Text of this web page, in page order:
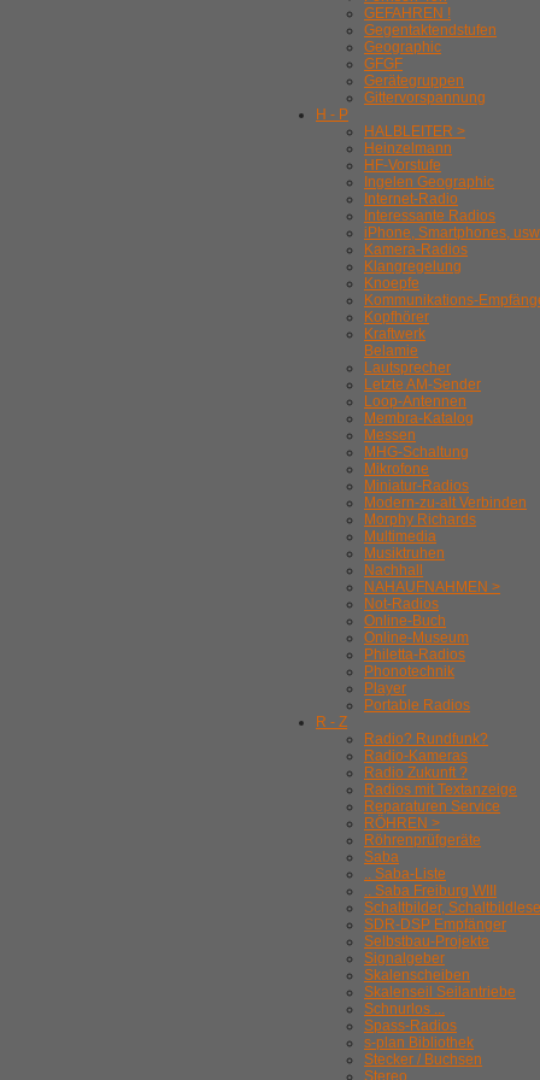
GEFAHREN !
Gegentaktendstufen
Geographic
GFGF
Gerätegruppen
Gittervorspannung
H - P
HALBLEITER >
Heinzelmann
HF-Vorstufe
Ingelen Geographic
Internet-Radio
Interessante Radios
iPhone, Smartphones,
Kamera-Radios
Klangregelung
Knoepfe
Kommunikations-
Kopfhörer
Kraftwerk
Belamie
Lautsprecher
Letzte AM-Sender
Loop-Antennen
Membra-Katalog
Messen
MHG-Schaltung
Mikrofone
Miniatur-Radios
Modern-zu-alt Verbinden
Morphy Richards
Multimedia
Musiktruhen
Nachhall
NAHAUFNAHMEN >
Not-Radios
Online-Buch
Online-Museum
Philetta-Radios
Phonotechnik
Player
Portable Radios
R - Z
Radio? Rundfunk?
Radio-Kameras
Radio Zukunft ?
Radios mit Textanzeige
Reparaturen Service
RÖHREN >
Röhrenprüfgeräte
Saba
.. Saba-Liste
.. Saba Freiburg WIII
Schaltbilder,
SDR-DSP Empfänger
Selbstbau-Projekte
Signalgeber
Skalenscheiben
Skalenseil Seilantriebe
Schnurlos ...
Spass-Radios
s-plan Bibliothek
Stecker / Buchsen
Stereo